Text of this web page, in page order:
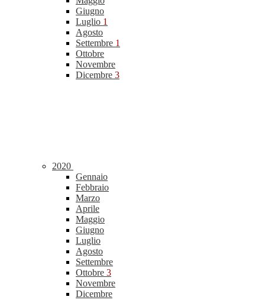
Giugno
Luglio 1
Agosto
Settembre 1
Ottobre
Novembre
Dicembre 3
2020
Gennaio
Febbraio
Marzo
Aprile
Maggio
Giugno
Luglio
Agosto
Settembre
Ottobre 3
Novembre
Dicembre